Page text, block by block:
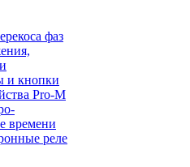
фаз
и кнопки
Pro-M
времени
реле